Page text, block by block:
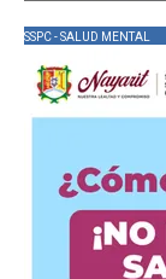
SSPC - SALUD MENTAL